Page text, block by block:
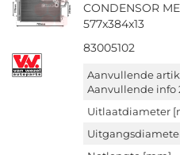
CONDENSOR
577x384x13
83005102
Aanvullende
Aanvullende info
Uitlaatdiameter